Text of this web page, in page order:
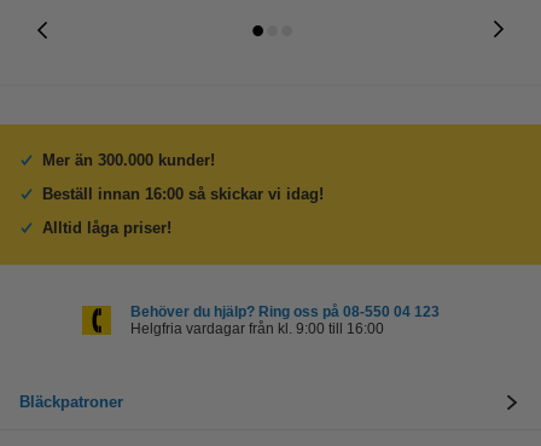
Mer än 300.000 kunder!
Beställ innan 16:00 så skickar vi idag!
Alltid låga priser!
Behöver du hjälp? Ring oss på 08-550 04 123
Helgfria vardagar från kl. 9:00 till 16:00
Bläckpatroner